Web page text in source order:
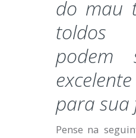
do mau
toldos
podem
para sua
Pense na